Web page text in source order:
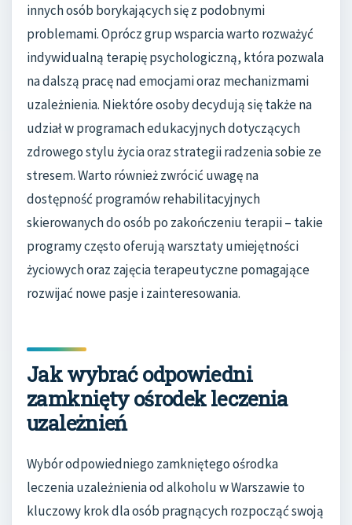
innych osób borykających się z podobnymi
problemami. Oprócz grup wsparcia warto rozważyć
indywidualną terapię psychologiczną, która pozwala
na dalszą pracę nad emocjami oraz mechanizmami
uzależnienia. Niektóre osoby decydują się także na
udział w programach edukacyjnych dotyczących
zdrowego stylu życia oraz strategii radzenia sobie ze
stresem. Warto również zwrócić uwagę na
dostępność programów rehabilitacyjnych
skierowanych do osób po zakończeniu terapii – takie
programy często oferują warsztaty umiejętności
życiowych oraz zajęcia terapeutyczne pomagające
rozwijać nowe pasje i zainteresowania.
Jak wybrać odpowiedni
zamknięty ośrodek leczenia
uzależnień
Wybór odpowiedniego zamkniętego ośrodka
leczenia uzależnienia od alkoholu w Warszawie to
kluczowy krok dla osób pragnących rozpocząć swoją